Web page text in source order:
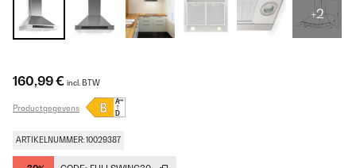
+2
160,99 € incl. BTW
Productgegevens
ARTIKELNUMMER: 10029387